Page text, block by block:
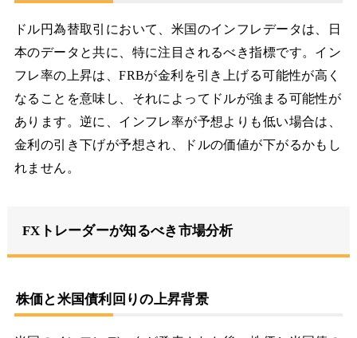
ドル円為替取引において、米国のインフレデータは、日
本のデータと共に、特に注目されるべき指標です。イン
フレ率の上昇は、FRBが金利を引き上げる可能性が高く
なることを意味し、それによってドルが強まる可能性が
あります。逆に、インフレ率が予想よりも低い場合は、
金利の引き下げが予想され、ドルの価値が下がるかもし
れません。
FXトレーダーが知るべき市場分析
株価と米国債利回りの上昇背景